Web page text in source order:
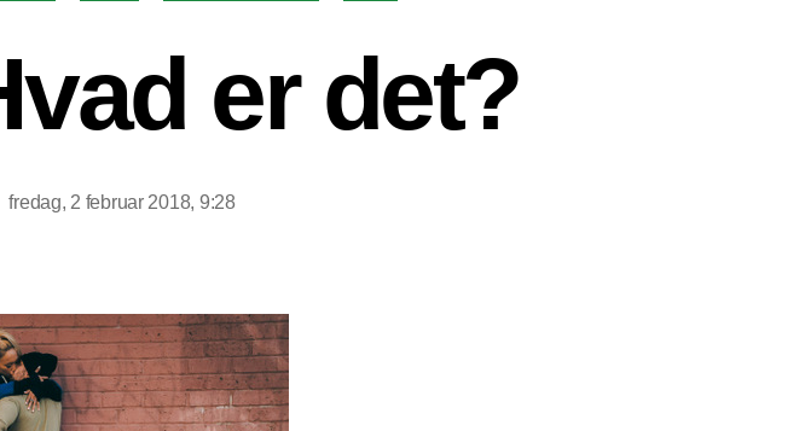
er det?
fredag, 2 februar 2018, 9:28